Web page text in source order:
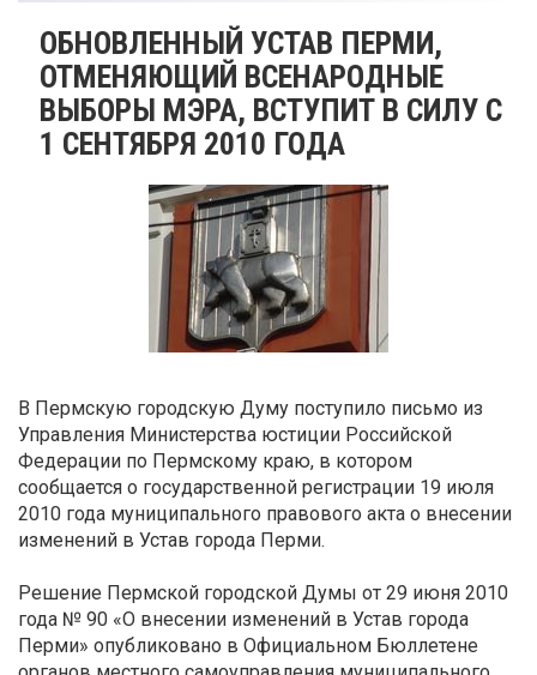
ОБНОВЛЕННЫЙ УСТАВ ПЕРМИ,
ОТМЕНЯЮЩИЙ ВСЕНАРОДНЫЕ
ВЫБОРЫ МЭРА, ВСТУПИТ В СИЛУ С
1 СЕНТЯБРЯ 2010 ГОДА
В Пермскую городскую Думу поступило письмо из
Управления Министерства юстиции Российской
Федерации по Пермскому краю, в котором
сообщается о государственной регистрации 19 июля
2010 года муниципального правового акта о внесении
изменений в Устав города Перми.
Решение Пермской городской Думы от 29 июня 2010
года № 90 «О внесении изменений в Устав города
Перми» опубликовано в Официальном Бюллетене